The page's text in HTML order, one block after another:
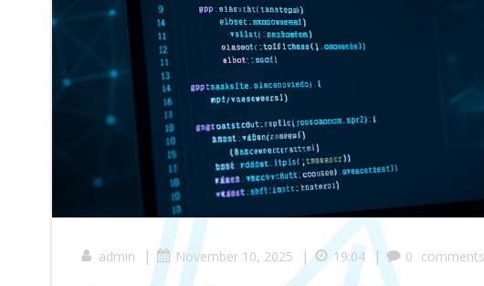
admin | November 10, 2025 | 19:04 | 0 comments